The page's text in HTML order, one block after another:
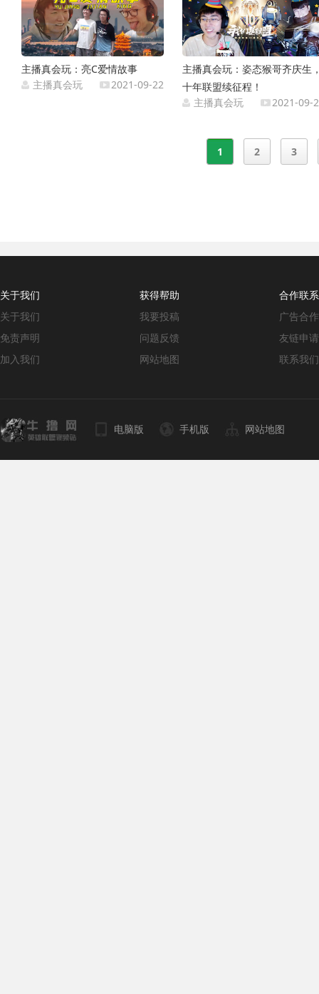
主播真会玩：亮C爱情故事
主播真会玩
2021-09-22
主播真会玩：姿态猴哥齐庆生
十年联盟续征程！
主播真会玩
2021-09-
1 2 3
关于我们
关于我们
免责声明
加入我们
获得帮助
我要投稿
问题反馈
网站地图
合作联系
广告合作
友链申请
联系我们
电脑版 手机版 网站地图